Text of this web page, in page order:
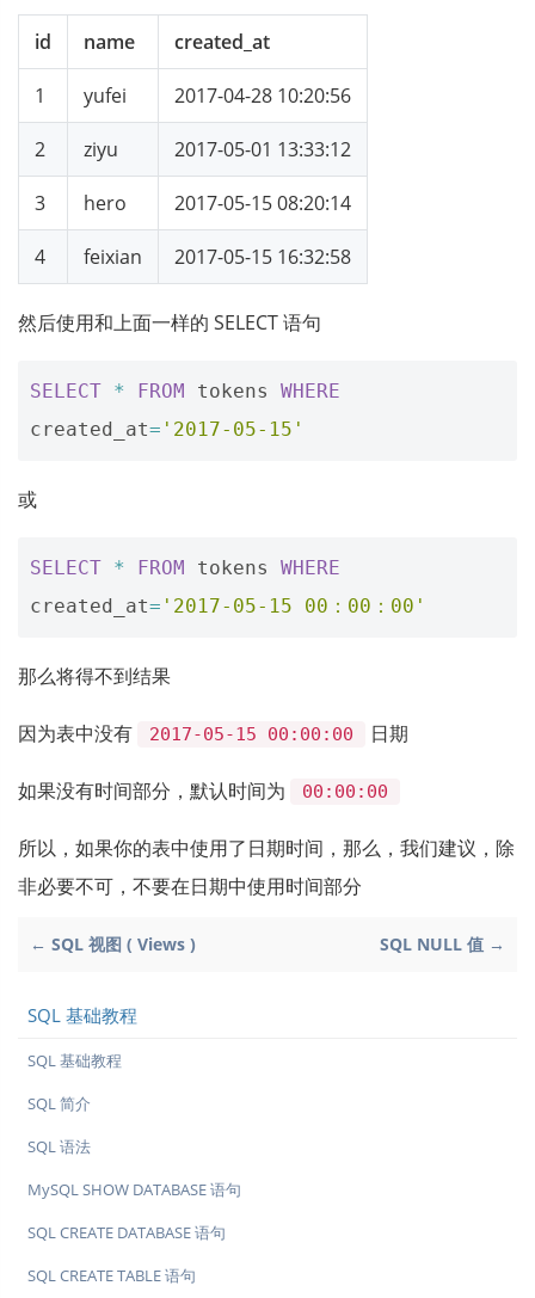
id name created_at
1 yufei 2017-04-28 10:20:56
2 ziyu 2017-05-01 13:33:12
3 hero 2017-05-15 08:20:14
4 feixian 2017-05-15 16:32:58
然后使用和上面一样的 SELECT 语句
SELECT * FROM tokens
WHERE
created_at= '2017-05-15'
或
SELECT * FROM tokens
WHERE
created_at= '2017-05-15 00：00：00'
那么将得不到结果
因为表中没有 2017-05-15 00:00:00 日期
如果没有时间部分，默认时间为 00:00:00
所以，如果你的表中使用了日期时间，那么，我们建议，除
非必要不可，不要在日期中使用时间部分
← SQL 视图 ( Views ) SQL NULL 值 →
SQL 基础教程
SQL 基础教程
SQL 简介
SQL 语法
MySQL SHOW DATABASE 语句
SQL CREATE DATABASE 语句
SQL CREATE TABLE 语句